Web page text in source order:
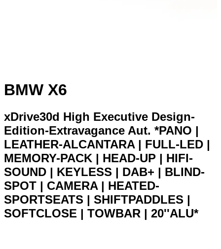
BMW X6
xDrive30d High Executive Design-
Edition-Extravagance Aut. *PANO |
LEATHER-ALCANTARA | FULL-LED |
MEMORY-PACK | HEAD-UP | HIFI-
SOUND | KEYLESS | DAB+ | BLIND-
SPOT | CAMERA | HEATED-
SPORTSEATS | SHIFTPADDLES |
SOFTCLOSE | TOWBAR | 20''ALU*